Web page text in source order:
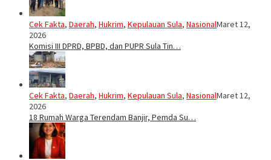
Cek Fakta, Daerah, Hukrim, Kepulauan Sula, NasionalMaret 12,
2026
Komisi III DPRD, BPBD, dan PUPR Sula Tin…
Cek Fakta, Daerah, Hukrim, Kepulauan Sula, NasionalMaret 12,
2026
18 Rumah Warga Terendam Banjir, Pemda Su…